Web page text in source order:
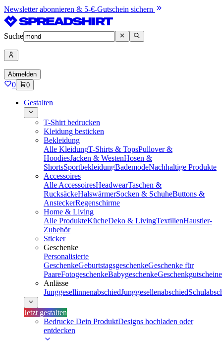
Newsletter abonnieren & 5-€-Gutschein sichern
Suche
Abmelden
0 0
Gestalten
T-Shirt bedrucken
Kleidung besticken
Bekleidung
Alle KleidungT-Shirts & TopsPullover &
HoodiesJacken & WestenHosen &
ShortsSportbekleidungBademodeNachhaltige Produkte
Accessoires
Alle AccessoiresHeadwearTaschen &
RucksäckeHalswärmerSocken & SchuheButtons &
AnsteckerRegenschirme
Home & Living
Alle ProdukteKücheDeko & LivingTextilienHaustier-
Zubehör
Sticker
Geschenke
Personalisierte
GeschenkeGeburtstagsgeschenkeGeschenke für
PaareFotogeschenkeBabygeschenkeGeschenkgutscheine
Anlässe
JunggesellinnenabschiedJunggesellenabschied
Jetzt gestalten
Bedrucke Dein ProduktDesigns hochladen oder
entdecken